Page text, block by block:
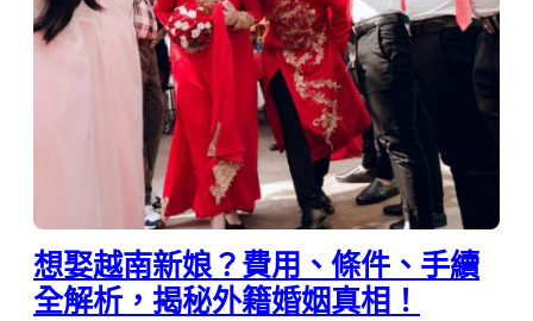
想娶越南新娘？費用、條件、手續
全解析，揭秘外籍婚姻真相！